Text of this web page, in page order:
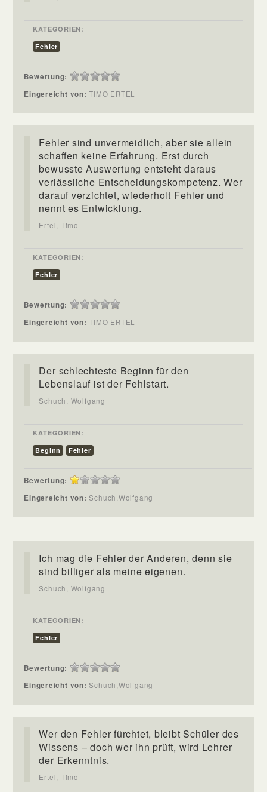
KATEGORIEN:
Fehler
Bewertung:
Eingereicht von:TIMO ERTEL
Fehler sind unvermeidlich, aber sie allein
schaffen keine Erfahrung. Erst durch
bewusste Auswertung entsteht daraus
verlässliche Entscheidungskompetenz. Wer
darauf verzichtet, wiederholt Fehler und
nennt es Entwicklung.
Ertel, Timo
KATEGORIEN:
Fehler
Bewertung:
Eingereicht von:TIMO ERTEL
Der schlechteste Beginn für den
Lebenslauf ist der Fehlstart.
Schuch, Wolfgang
KATEGORIEN:
Beginn
Fehler
Bewertung:
Eingereicht von:Schuch,Wolfgang
Ich mag die Fehler der Anderen, denn sie
sind billiger als meine eigenen.
Schuch, Wolfgang
KATEGORIEN:
Fehler
Bewertung:
Eingereicht von:Schuch,Wolfgang
Wer den Fehler fürchtet, bleibt Schüler des
Wissens – doch wer ihn prüft, wird Lehrer
der Erkenntnis.
Ertel, Timo